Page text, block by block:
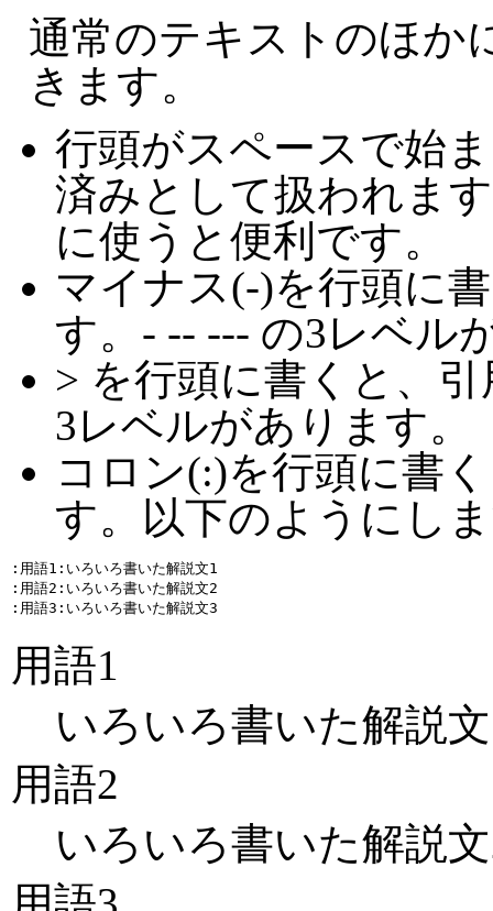
通常のテキストのほか
きます。
行頭がスペースで始
済みとして扱われま
に使うと便利です。
マイナス(-)を行頭に
す。- -- --- の3レベル
> を行頭に書くと、
3レベルがあります。
コロン(:)を行頭に書
す。以下のようにし
:用語1:いろいろ書いた解説文1
:用語2:いろいろ書いた解説文2
用語1
いろいろ書いた解説
用語2
いろいろ書いた解説